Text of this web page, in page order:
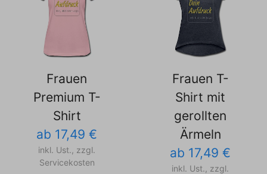
Frauen
Premium T-
Shirt
ab 17,49 €
inkl. Ust., zzgl.
Servicekosten
Frauen T-
Shirt mit
gerollten
Ärmeln
ab 17,49 €
inkl. Ust., zzgl.